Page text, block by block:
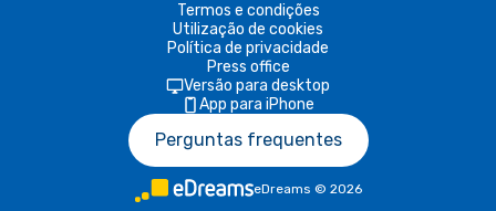
Termos e condições
Utilização de cookies
Política de privacidade
Press office
Versão para desktop
App para iPhone
Perguntas frequentes
eDreams © 2026